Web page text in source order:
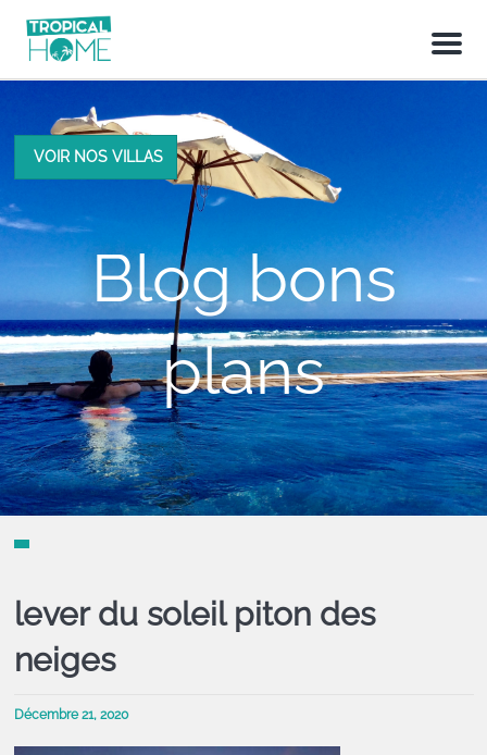
M
n
VOIR NOS VILLAS
Blog bons
plans
lever du soleil piton des
neiges
Décembre 21, 2020